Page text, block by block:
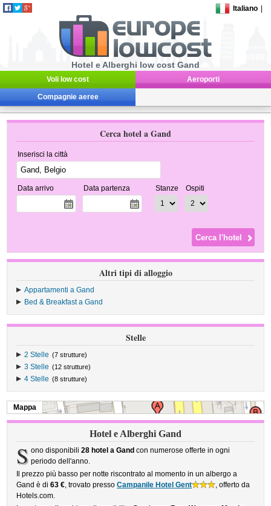
Italiano
Hotel e Alberghi low cost Gand
Voli low cost Aeroporti
Compagnie aeree
Cerca hotel a Gand
Inserisci la città
Data arrivo Data partenza Stanze Ospiti
Altri tipi di alloggio
Appartamenti a Gand
Bed & Breakfast a Gand
Stelle
2 Stelle (7 strutture)
3 Stelle (12 strutture)
4 Stelle (8 strutture)
Mappa
Hotel e Alberghi Gand
S ono disponibili 28 hotel a Gand con numerose offerte in ogni
periodo dell'anno.
Il prezzo più basso per notte riscontrato al momento in un albergo a
Gand è di63 €, trovato pressoCampanile Hotel Gent
, offerto da
Hotels.com.